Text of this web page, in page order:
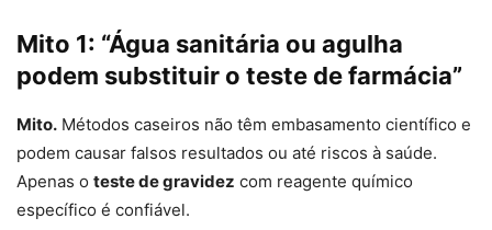
Mito 1: “Água sanitária ou agulha
podem substituir o teste de farmácia”
Mito. Métodos caseiros não têm embasamento científico e
podem causar falsos resultados ou até riscos à saúde.
Apenas o teste de gravidez com reagente químico
específico é confiável.